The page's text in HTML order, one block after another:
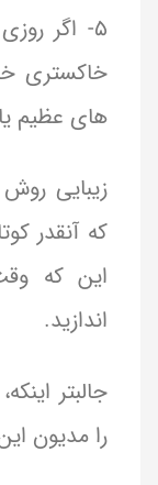
خاکستری
های عظیم
که آنقدر
این که
اندازید.
جالبتر
را مدیون